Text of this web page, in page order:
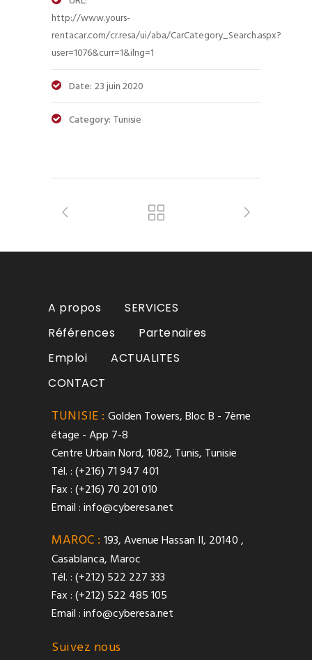
http://www.yours-
rentacar.com/cr.resa/ui/aba/CarCategory_Search.aspx?
user=1076&curr=1&ilng=1
Date: 23 juin 2020
Category: Tunisie
A propos
SERVICES
Références
Partenaires
Emploi
ACTUALITES
CONTACT
TUNISIE : Golden Towers, Bloc B - 7ème
étage - App 7-8
Centre Urbain Nord, 1082, Tunis, Tunisie
Tél. : (+216) 71 947 401
Fax : (+216) 70 201 010
Email :info@cyberesa.net
MAROC : 193, Avenue Hassan II, 20140 ,
Casablanca, Maroc
Tél. : (+212) 522 227 333
Fax : (+212) 522 485 105
Email :info@cyberesa.net
Suivez nous